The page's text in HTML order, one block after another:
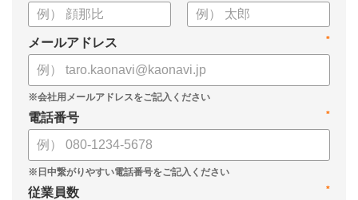
*
メールアドレス
*
電話番号
*
従業員数